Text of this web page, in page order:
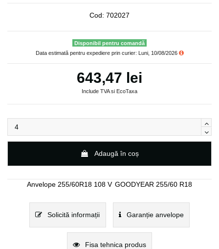
Cod: 702027
Disponibil pentru comandă
Data estimată pentru expediere prin curier: Luni, 10/08/2026
643,47 lei
Include TVA si EcoTaxa
Adaugă în coș
Anvelope 255/60R18 108 V GOODYEAR 255/60 R18
Solicită informații Garanție anvelope
Fisa tehnica produs